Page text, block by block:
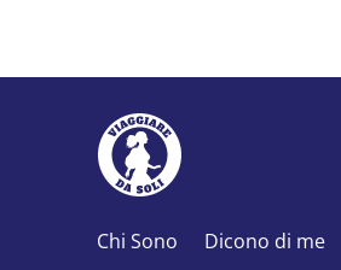
Chi Sono Dicono di me